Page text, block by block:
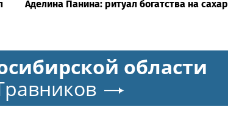
Аделина Панина: ритуал богатства на сахар
области